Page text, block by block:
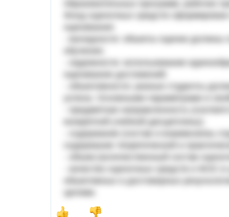
Фонд оценочных средств
- валидности: объекты оценки должны
- надежности: использование
- объективности: разные студенты
- предметная направленность
- содержание (состав и взаимосвязь
содержание теоретической и